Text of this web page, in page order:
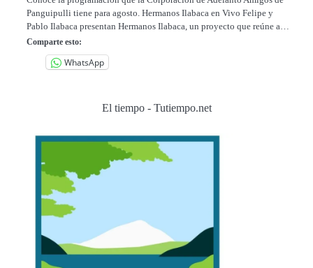
Panguipulli tiene para agosto. Hermanos Ilabaca en Vivo Felipe y
Pablo Ilabaca presentan Hermanos Ilabaca, un proyecto que reúne a…
Comparte esto:
WhatsApp
El tiempo - Tutiempo.net